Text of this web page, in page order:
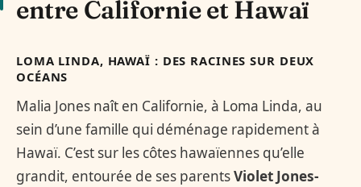
entre Californie et Hawaï
LOMA LINDA, HAWAÏ : DES RACINES SUR DEUX
OCÉANS
Malia Jones naît en Californie, à Loma Linda, au
sein d’une famille qui déménage rapidement à
Hawaï. C’est sur les côtes hawaïennes qu’elle
grandit, entourée de ses parentsViolet Jones-